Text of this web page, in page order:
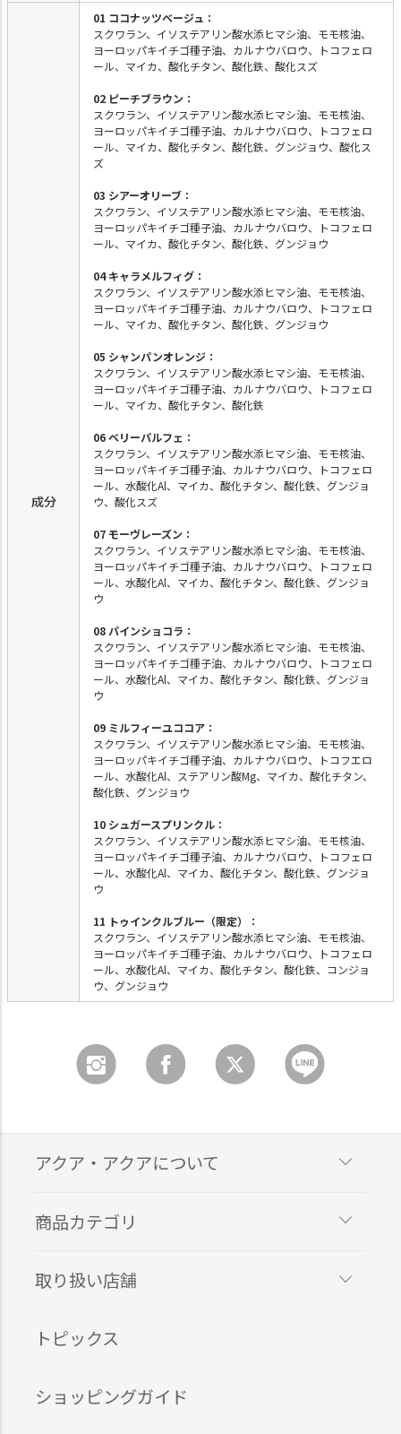
成分
01 ココナッツベージュ：
スクワラン、イソステアリン酸水添ヒマシ油、モモ核油、
ヨーロッパキイチゴ種子油、カルナウバロウ、トコフェロ
ール、マイカ、酸化チタン、酸化鉄、酸化スズ
02 ピーチブラウン：
スクワラン、イソステアリン酸水添ヒマシ油、モモ核油、
ヨーロッパキイチゴ種子油、カルナウバロウ、トコフェロ
ール、マイカ、酸化チタン、酸化鉄、グンジョウ、酸化ス
ズ
03 シアーオリーブ：
スクワラン、イソステアリン酸水添ヒマシ油、モモ核油、
ヨーロッパキイチゴ種子油、カルナウバロウ、トコフェロ
ール、マイカ、酸化チタン、酸化鉄、グンジョウ
04 キャラメルフィグ：
スクワラン、イソステアリン酸水添ヒマシ油、モモ核油、
ヨーロッパキイチゴ種子油、カルナウバロウ、トコフェロ
ール、マイカ、酸化チタン、酸化鉄、グンジョウ
05 シャンパンオレンジ：
スクワラン、イソステアリン酸水添ヒマシ油、モモ核油、
ヨーロッパキイチゴ種子油、カルナウバロウ、トコフェロ
ール、マイカ、酸化チタン、酸化鉄
06 ベリーパルフェ：
スクワラン、イソステアリン酸水添ヒマシ油、モモ核油、
ヨーロッパキイチゴ種子油、カルナウバロウ、トコフェロ
ール、水酸化Al、マイカ、酸化チタン、酸化鉄、グンジョ
ウ、酸化スズ
07 モーヴレーズン：
スクワラン、イソステアリン酸水添ヒマシ油、モモ核油、
ヨーロッパキイチゴ種子油、カルナウバロウ、トコフェロ
ール、水酸化Al、マイカ、酸化チタン、酸化鉄、グンジョ
ウ
08 パインショコラ：
スクワラン、イソステアリン酸水添ヒマシ油、モモ核油、
ヨーロッパキイチゴ種子油、カルナウバロウ、トコフェロ
ール、水酸化Al、マイカ、酸化チタン、酸化鉄、グンジョ
ウ
09 ミルフィーユココア：
スクワラン、イソステアリン酸水添ヒマシ油、モモ核油、
ヨーロッパキイチゴ種子油、カルナウバロウ、トコフエロ
ール、水酸化Al、ステアリン酸Mg、マイカ、酸化チタン、
酸化鉄、グンジョウ
10 シュガースプリンクル：
スクワラン、イソステアリン酸水添ヒマシ油、モモ核油、
ヨーロッパキイチゴ種子油、カルナウバロウ、トコフェロ
ール、水酸化Al、マイカ、酸化チタン、酸化鉄、グンジョ
ウ
11 トゥインクルブルー（限定）：
スクワラン、イソステアリン酸水添ヒマシ油、モモ核油、
ヨーロッパキイチゴ種子油、カルナウバロウ、トコフェロ
ール、水酸化Al、マイカ、酸化チタン、酸化鉄、コンジョ
ウ、グンジョウ
アクア・アクアについて
商品カテゴリ
取り扱い店舗
トピックス
ショッピングガイド